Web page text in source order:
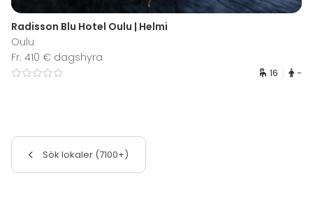
Radisson Blu Hotel Oulu | Helmi
Oulu
Fr. 410 € dagshyra
16 -
Sök lokaler (7100+)